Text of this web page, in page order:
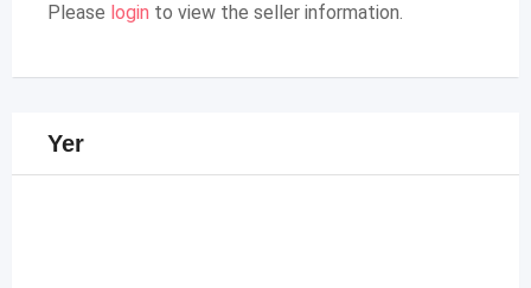
Please login to view the seller information.
Yer